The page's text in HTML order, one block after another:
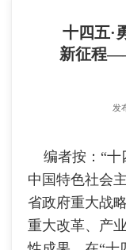
十四五·
新征程
发
编者按：“十
中国特色社会
省政府重大战
重大改革、产